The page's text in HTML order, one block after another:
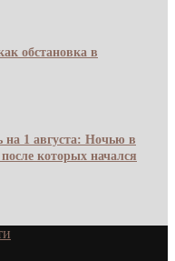
обстановка в
на 1 августа: Ночью в
которых начался